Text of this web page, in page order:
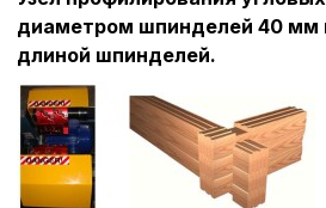
диаметром шпинделей 40 мм
длиной шпинделей.